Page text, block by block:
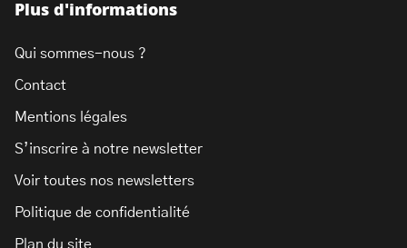
Plus d'informations
Qui sommes-nous ?
Contact
Mentions légales
S’inscrire à notre newsletter
Voir toutes nos newsletters
Politique de confidentialité
Plan du site